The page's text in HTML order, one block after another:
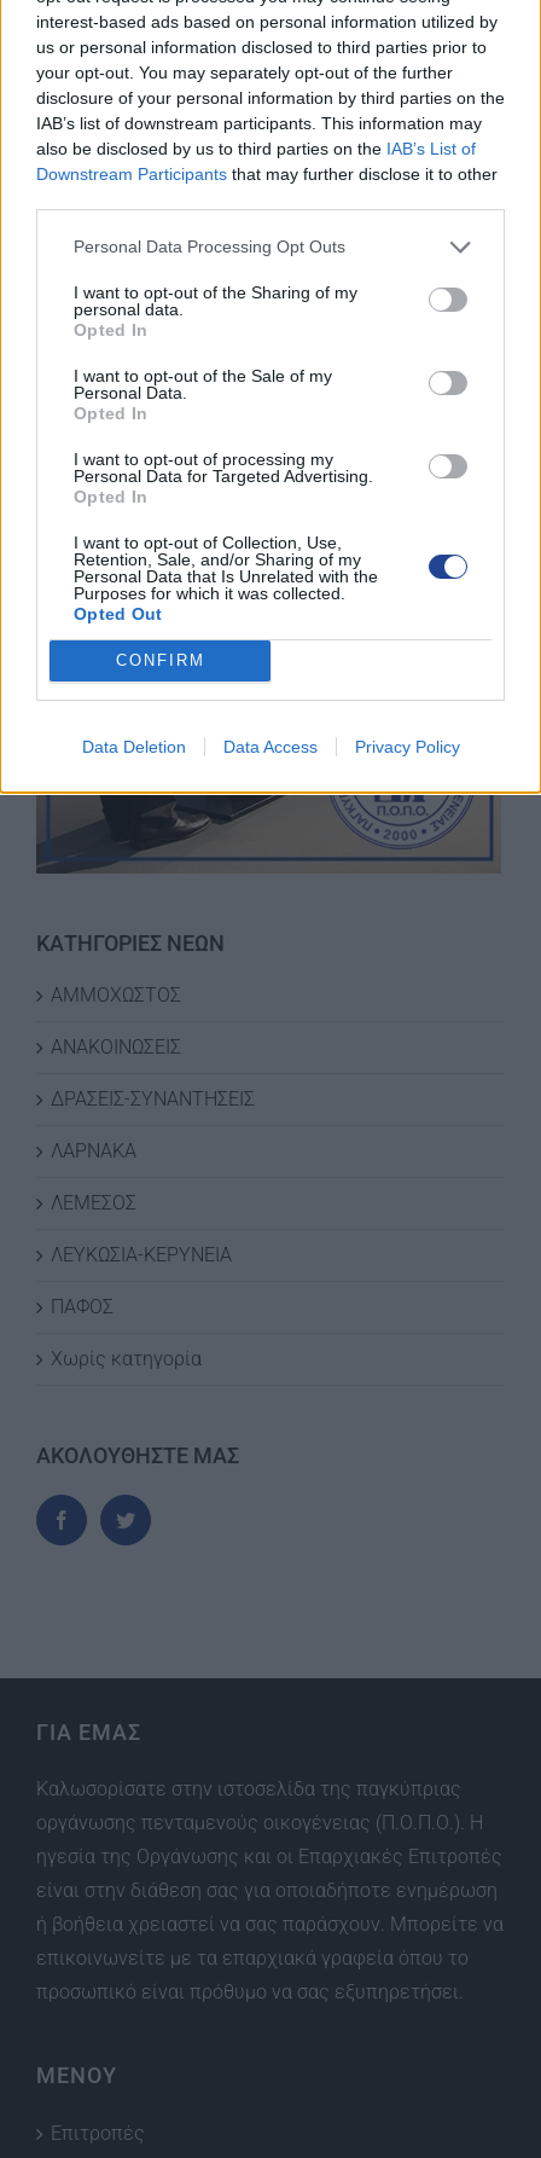
interest-based ads based on personal information utilized by
us or personal information disclosed to third parties prior to
your opt-out. You may separately opt-out of the further
disclosure of your personal information by third parties on the
IAB’s list of downstream participants. This information may
also be disclosed by us to third parties on the IAB’s List of
Downstream Participants that may further disclose it to other
Personal Data Processing Opt Outs
I want to opt-out of the Sharing of my
personal data.
Opted In
I want to opt-out of the Sale of my
Personal Data.
Opted In
I want to opt-out of processing my
Personal Data for Targeted Advertising.
Opted In
I want to opt-out of Collection, Use,
Retention, Sale, and/or Sharing of my
Personal Data that Is Unrelated with the
Purposes for which it was collected.
Opted Out
CONFIRM
Data Deletion Data Access Privacy Policy
8 Ιουνίου 2026
ΕΚΠΤΩΣΗ ΑΠΟ ΚΟΙΝΟΤΙΚΟ ΣΥΜΒΟΥΛΙΟ
ΜΑΡΩΝΙΟΥ
3 Ιουνίου 2026
ΟΙ ΕΚΔΗΛΩΣΕΙΣ ΜΑΣ
ΚΑΤΗΓΟΡΙΕΣ ΝΕΩΝ
ΑΜΜΟΧΩΣΤΟΣ
ΑΝΑΚΟΙΝΩΣΕΙΣ
ΔΡΑΣΕΙΣ-ΣΥΝΑΝΤΗΣΕΙΣ
ΛΑΡΝΑΚΑ
ΛΕΜΕΣΟΣ
ΛΕΥΚΩΣΙΑ-ΚΕΡΥΝΕΙΑ
ΠΑΦΟΣ
Χωρίς κατηγορία
ΑΚΟΛΟΥΘΗΣΤΕ ΜΑΣ
ΓΙΑ ΕΜΑΣ
Καλωσορίσατε στην ιστοσελίδα της παγκύπριας
οργάνωσης πενταμενούς οικογένειας (Π.Ο.Π.Ο.). Η
ηγεσία της Οργάνωσης και οι Επαρχιακές Επιτροπές
είναι στην διάθεση σας για οποιαδήποτε ενημέρωση
ή βοήθεια χρειαστεί να σας παράσχουν. Μπορείτε να
επικοινωνείτε με τα επαρχιακά γραφεία όπου το
προσωπικό είναι πρόθυμο να σας εξυπηρετήσει.
ΜΕΝΟΥ
Επιτροπές